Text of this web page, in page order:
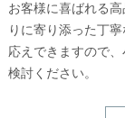
お客様に喜ばれる
りに寄り添った丁
応えできますので
検討ください。